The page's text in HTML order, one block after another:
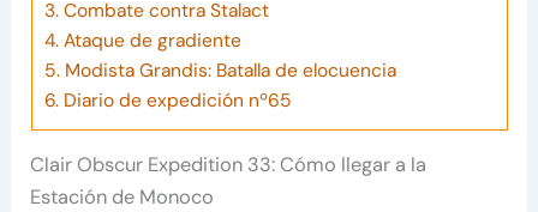
3.Combate contra Stalact
4.Ataque de gradiente
5.Modista Grandis: Batalla de elocuencia
6.Diario de expedición nº65
Clair Obscur Expedition 33: Cómo llegar a la
Estación de Monoco